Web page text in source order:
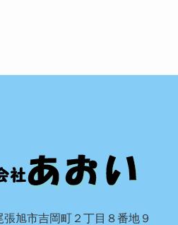
旭市吉岡町２丁目８番地９